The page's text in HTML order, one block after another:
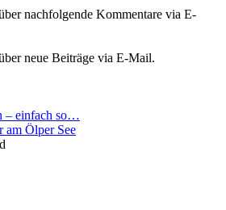
nachfolgende Kommentare via E-
neue Beiträge via E-Mail.
– einfach so…
am Ölper See